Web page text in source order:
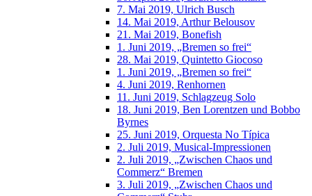
7. Mai 2019, Ulrich Busch
14. Mai 2019, Arthur Belousov
21. Mai 2019, Bonefish
1. Juni 2019, „Bremen so frei“
28. Mai 2019, Quintetto Giocoso
1. Juni 2019, „Bremen so frei“
4. Juni 2019, Renhornen
11. Juni 2019, Schlagzeug Solo
18. Juni 2019, Ben Lorentzen und Bobbo
Byrnes
25. Juni 2019, Orquesta No Típica
2. Juli 2019, Musical-Impressionen
2. Juli 2019, „Zwischen Chaos und
Commerz“ Bremen
3. Juli 2019, „Zwischen Chaos und